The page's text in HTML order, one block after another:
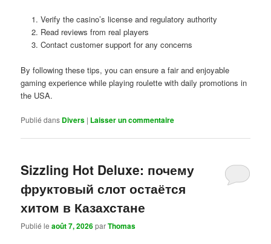
Verify the casino’s license and regulatory authority
Read reviews from real players
Contact customer support for any concerns
By following these tips, you can ensure a fair and enjoyable
gaming experience while playing roulette with daily promotions in
the USA.
Publié dans Divers | Laisser un commentaire
Sizzling Hot Deluxe: почему
фруктовый слот остаётся
хитом в Казахстане
Publié leaoût 7, 2026parThomas